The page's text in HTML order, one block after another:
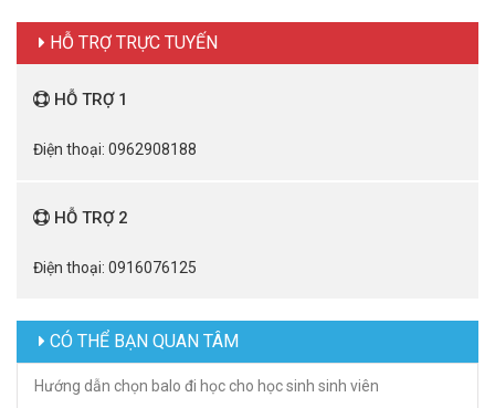
HỖ TRỢ TRỰC TUYẾN
HỖ TRỢ 1
Điện thoại: 0962908188
HỖ TRỢ 2
Điện thoại: 0916076125
CÓ THỂ BẠN QUAN TÂM
Hướng dẫn chọn balo đi học cho học sinh sinh viên